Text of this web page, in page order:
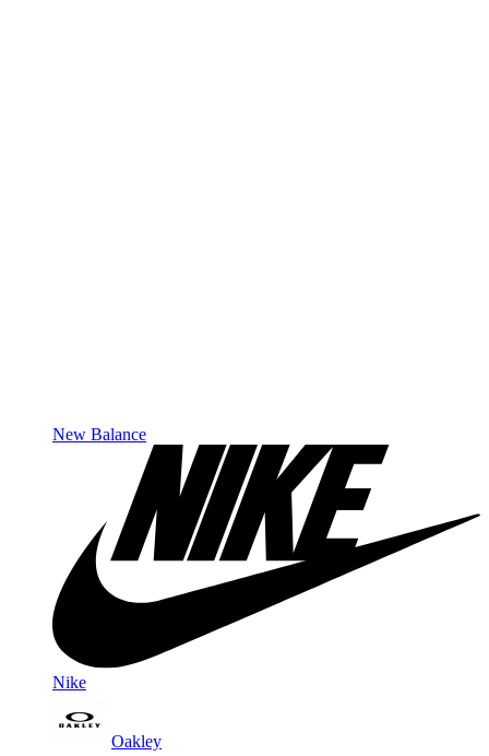
New Balance
Nike
Oakley